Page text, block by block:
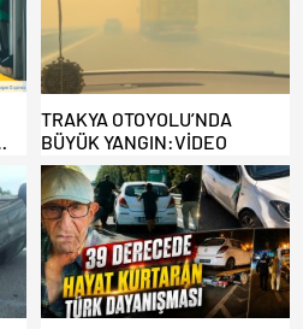
TRAKYA OTOYOLU’NDA
BÜYÜK YANGIN:VİDEO